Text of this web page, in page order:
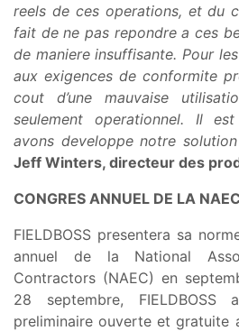
reels de ces operations, et du
fait de ne pas repondre a ces
de maniere insuffisante. Pour
aux exigences de conformite
cout d’une mauvaise
seulement operationnel. Il
avons developpe notre
Jeff Winters, directeur des
CONGRES ANNUEL DE LA
FIELDBOSS presentera sa
annuel de la National
Contractors (NAEC) en
28 septembre, FIELDBOSS
preliminaire ouverte et gratuite